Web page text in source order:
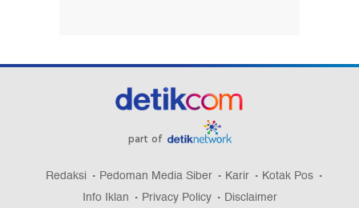
part of
Redaksi Pedoman Media Siber Karir
Kotak Pos
Info Iklan
Privacy Policy Disclaimer